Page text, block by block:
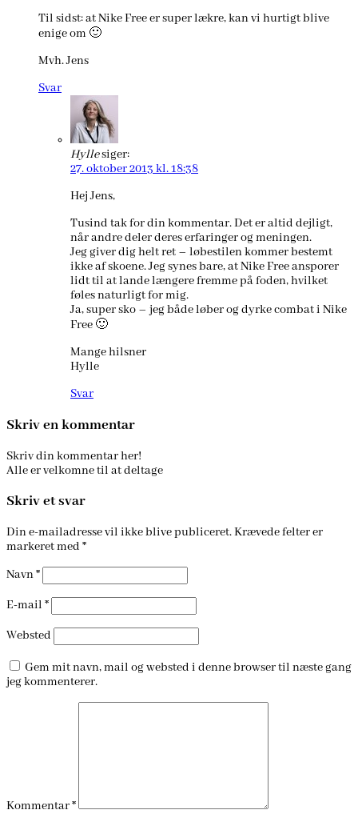
Til sidst: at Nike Free er super lækre, kan vi hurtigt blive
enige om 🙂
Mvh. Jens
Svar
Hyllesiger:
27. oktober 2013 kl. 18:38
Hej Jens,
Tusind tak for din kommentar. Det er altid dejligt,
når andre deler deres erfaringer og meningen.
Jeg giver dig helt ret – løbestilen kommer bestemt
ikke af skoene. Jeg synes bare, at Nike Free ansporer
lidt til at lande længere fremme på foden, hvilket
føles naturligt for mig.
Ja, super sko – jeg både løber og dyrke combat i Nike
Free 🙂
Mange hilsner
Hylle
Svar
Skriv en kommentar
Skriv din kommentar her!
Alle er velkomne til at deltage
Skriv et svar
Din e-mailadresse vil ikke blive publiceret.Krævede felter er
markeret med *
Navn*
E-mail *
Websted
Gem mit navn, mail og websted i denne browser til næste gang
jeg kommenterer.
Kommentar*